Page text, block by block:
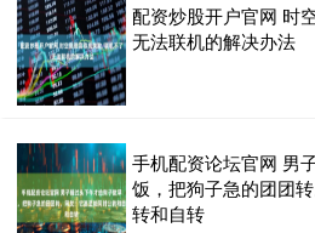
配资炒股开户官网 时
无法联机的解决办法
手机配资论坛官网 男
饭，把狗子急的团团
转和自转